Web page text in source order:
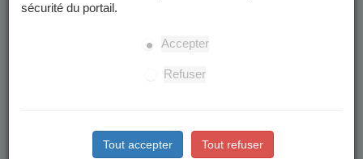
Les inscriptions aux stages sportifs de cet été (stages
au 21/08) seront possibles à partir du lundi 1er juin sur le
Retrouvez les informations utiles dans les "documents à
sécurité du portail.
Accepter
Refuser
Tout accepter Tout refuser